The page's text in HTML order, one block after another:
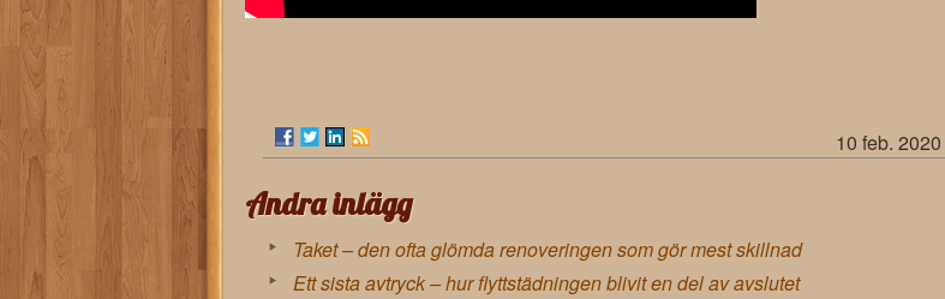
10 feb. 2020
Andra inlägg
Taket – den ofta glömda renoveringen som gör mest skillnad
Ett sista avtryck – hur flyttstädningen blivit en del av avslutet